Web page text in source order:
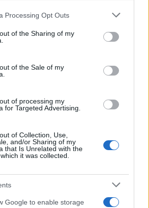
website/app uses one or more Google
or usage behaviour. You may click to
to Google and its third-party tags to
specified purposes in below Google
Processing Opt Outs
of the Sharing of my
of the Sale of my
of processing my
for Targeted Advertising.
of Collection, Use,
and/or Sharing of my
that Is Unrelated with the
it was collected.
Google to enable storage
de 3,4 millones: Tribunal de
líderes independentistas